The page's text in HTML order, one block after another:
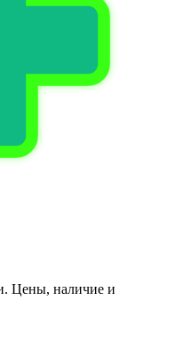
Цены, наличие и